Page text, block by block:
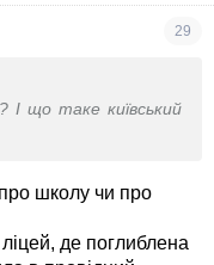
29
що таке київський
школу чи про
де поглиблена